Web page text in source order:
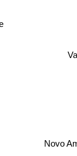
Novo